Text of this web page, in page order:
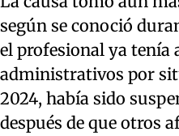
según se conoció
el profesional ya tenía
administrativos por
2024, había sido
después de que otros